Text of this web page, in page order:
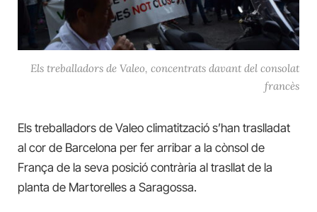
Els treballadors de Valeo, concentrats davant del consolat
francès
Els treballadors de Valeo climatització s’han traslladat
al cor de Barcelona per fer arribar a la cònsol de
França de la seva posició contrària al trasllat de la
planta de Martorelles a Saragossa.